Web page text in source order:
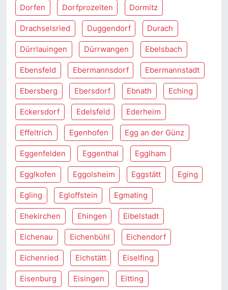
Dorfen Dorfprozelten Dormitz
Drachselsried Duggendorf Durach
Dürrlauingen Dürrwangen Ebelsbach
Ebensfeld Ebermannsdorf Ebermannstadt
Ebersberg Ebersdorf Ebnath Eching
Eckersdorf Edelsfeld Ederheim
Effeltrich Egenhofen Egg an der Günz
Eggenfelden Eggenthal Egglham
Egglkofen Eggolsheim Eggstätt Eging
Egling Egloffstein Egmating
Ehekirchen Ehingen Eibelstadt
Eichenau Eichenbühl Eichendorf
Eichenried Eichstätt Eiselfing
Eisenburg Eisingen Eitting